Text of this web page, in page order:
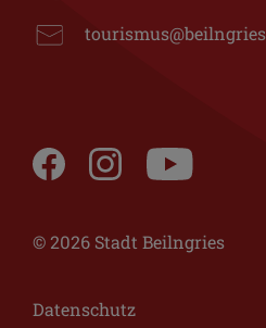
© 2026 Stadt Beilngries
Datenschutz